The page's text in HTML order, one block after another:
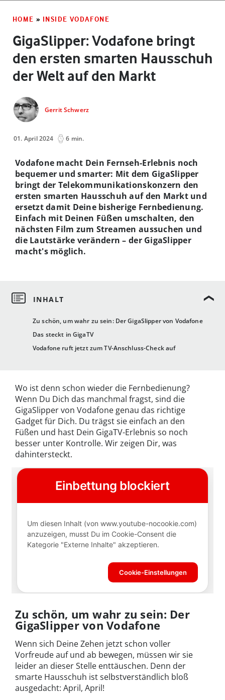
HOME » INSIDE VODAFONE
GigaSlipper: Vodafone bringt
den ersten smarten Hausschuh
der Welt auf den Markt
Gerrit Schwerz
01. April 2024 6 min.
Zu schön, um wahr zu sein: Der GigaSlipper von Vodafone
Das steckt in GigaTV
Vodafone ruft jetzt zum TV-Anschluss-Check auf
Vodafone macht Dein Fernseh-Erlebnis noch
bequemer und smarter: Mit dem GigaSlipper
bringt der Telekommunikationskonzern den
ersten smarten Hausschuh auf den Markt und
ersetzt damit Deine bisherige Fernbedienung.
Einfach mit Deinen Füßen umschalten, den
nächsten Film zum Streamen aussuchen und
die Lautstärke verändern – der GigaSlipper
macht's möglich.
Wo ist denn schon wieder die Fernbedienung?
Wenn Du Dich das manchmal fragst, sind die
GigaSlipper von Vodafone genau das richtige
Gadget für Dich. Du trägst sie einfach an den
Füßen und hast Dein GigaTV-Erlebnis so noch
besser unter Kontrolle. Wir zeigen Dir, was
dahintersteckt.
Zu schön, um wahr zu sein: Der
GigaSlipper von Vodafone
Wenn sich Deine Zehen jetzt schon voller
Vorfreude auf und ab bewegen, müssen wir sie
leider an dieser Stelle enttäuschen. Denn der
smarte Hausschuh ist selbstverständlich bloß
ausgedacht: April, April!